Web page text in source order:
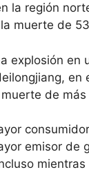
la región
muerte de
explosión en
en
de
emisor de